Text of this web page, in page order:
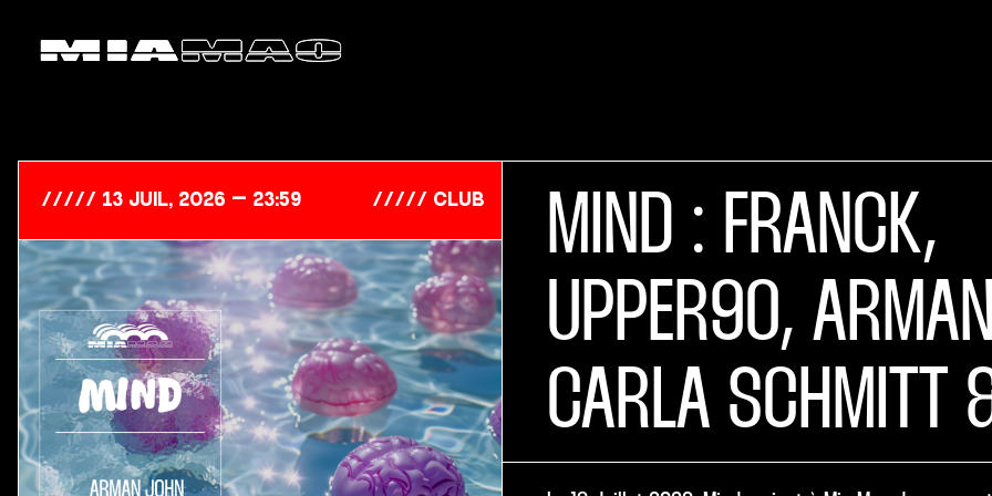
13 Juil, 2026 — 23:59 club
MIND : FRANCK,
UPPER90,
CARLA SCHMITT